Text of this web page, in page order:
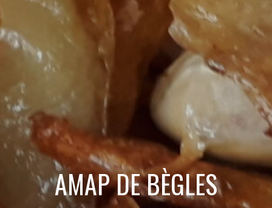
AMAP DE BÈGLES